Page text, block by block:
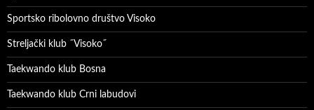
Sportsko ribolovno društvo Visoko
Streljački klub ˝Visoko˝
Taekwando klub Bosna
Taekwando klub Crni labudovi